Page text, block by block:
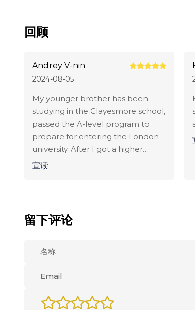
回顾
Andrey V-nin
2024-08-05
My younger brother has been
studying in the Clayesmore school,
passed the A-level program to
prepare for entering the London
university. After I got a higher
education in Britain, my parents
brother liked it very much, and all
the negative points were issues of
understand him well, he went
in the UK yourself, constantly
just sit out the right amount of
宣读
留下评论